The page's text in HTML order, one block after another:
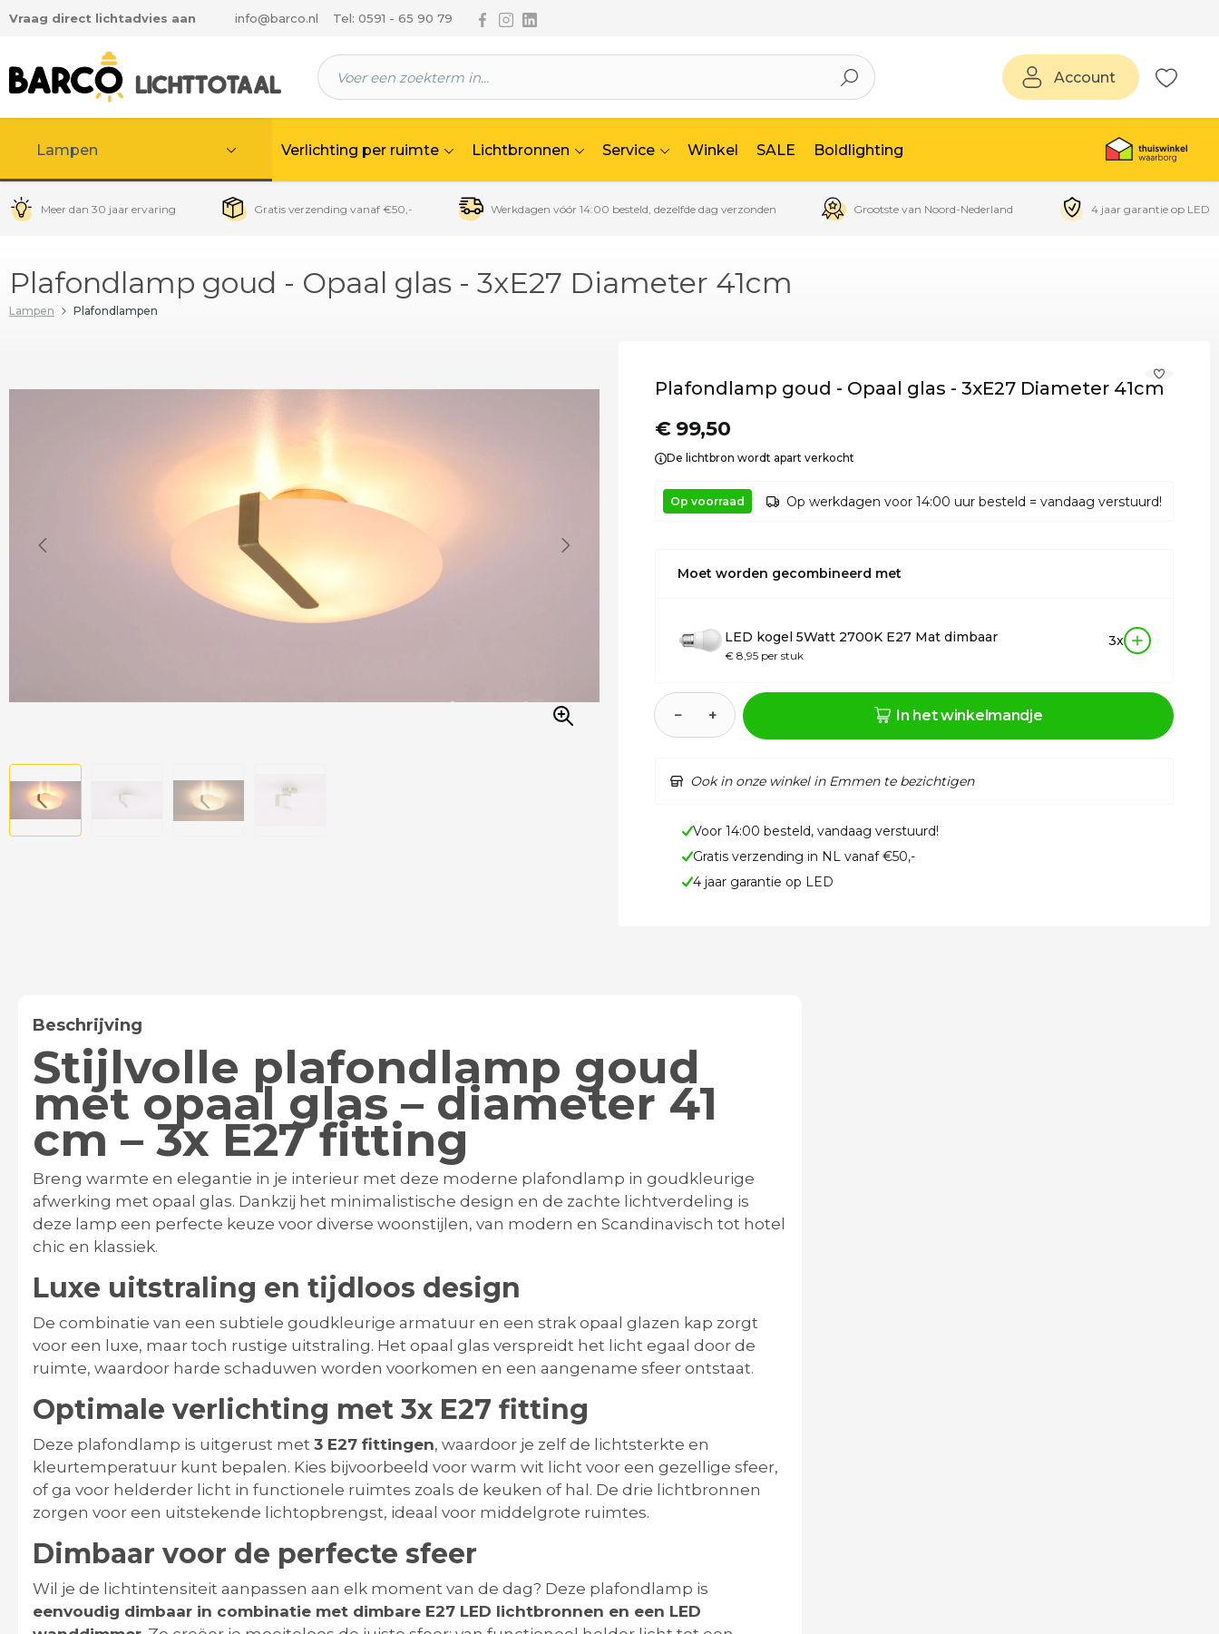
hoofdinhoud
Vraag direct lichtadvies aan info@barco.nl Tel: 0591 - 65 90 79 Volg ons via Facebook
Volg ons via Instagram
Volg ons via Linkedin
Account
Lampen Verlichting per ruimte Lichtbronnen Service Winkel SALE Boldlighting
Meer dan 30 jaar ervaring Gratis verzending vanaf €50,- Werkdagen vóór 14:00 besteld, dezelfde dag verzonden Grootste van Noord-Nederland 4 jaar garantie op LED
Plafondlamp goud - Opaal glas - 3xE27 Diameter 41cm
Lampen Plafondlampen
Plafondlamp goud - Opaal glas - 3xE27 Diameter 41cm
€ 99,50
De lichtbron wordt apart verkocht
Op voorraad Op werkdagen voor 14:00 uur besteld = vandaag verstuurd!
Moet worden gecombineerd met
LED kogel 5Watt 2700K E27 Mat dimbaar
€ 8,95 per stuk
3x
− + In het winkelmandje
Ook in onze winkel in Emmen te bezichtigen
Voor 14:00 besteld, vandaag verstuurd!
Gratis verzending in NL vanaf €50,-
4 jaar garantie op LED
Beschrijving
Stijlvolle plafondlamp goud
met opaal glas – diameter 41
cm – 3x E27 fitting
Breng warmte en elegantie in je interieur met deze moderne plafondlamp in goudkleurige
afwerking met opaal glas. Dankzij het minimalistische design en de zachte lichtverdeling is
deze lamp een perfecte keuze voor diverse woonstijlen, van modern en Scandinavisch tot hotel
chic en klassiek.
Luxe uitstraling en tijdloos design
De combinatie van een subtiele goudkleurige armatuur en een strak opaal glazen kap zorgt
voor een luxe, maar toch rustige uitstraling. Het opaal glas verspreidt het licht egaal door de
ruimte, waardoor harde schaduwen worden voorkomen en een aangename sfeer ontstaat.
Optimale verlichting met 3x E27 fitting
Deze plafondlamp is uitgerust met 3 E27 fittingen, waardoor je zelf de lichtsterkte en
kleurtemperatuur kunt bepalen. Kies bijvoorbeeld voor warm wit licht voor een gezellige sfeer,
of ga voor helderder licht in functionele ruimtes zoals de keuken of hal. De drie lichtbronnen
zorgen voor een uitstekende lichtopbrengst, ideaal voor middelgrote ruimtes.
Dimbaar voor de perfecte sfeer
Wil je de lichtintensiteit aanpassen aan elk moment van de dag? Deze plafondlamp is
eenvoudig dimbaar in combinatie met dimbare E27 LED lichtbronnen en een LED